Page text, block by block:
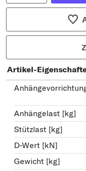
Artikel-
Anhängelast [kg]
Stützlast [kg]
D-Wert [kN]
Gewicht [kg]